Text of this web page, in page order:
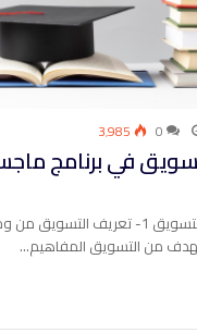
0 3٬985
في برنامج
الجزء الأول : فهم إدارة التسويق 1- تعريف
من التسويق المفاهيم…